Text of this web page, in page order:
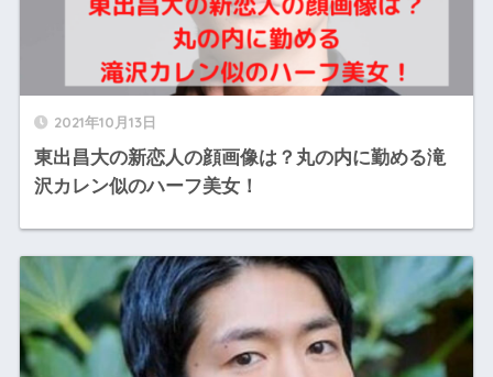
2021年10月13日
東出昌大の新恋人の顔画像は？丸の内に勤める滝
沢カレン似のハーフ美女！